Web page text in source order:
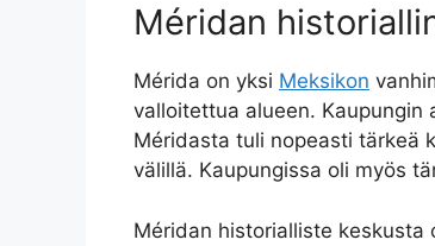
Méridan
Mérida on yksi Meksikon
valloitettua alueen. Kaupungin
Méridasta tuli nopeasti tärkeä
välillä. Kaupungissa oli myös
Méridan historialliste keskusta